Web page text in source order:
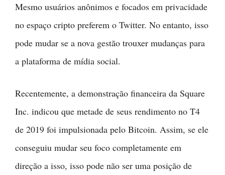
Mesmo usuários anônimos e focados em privacidade
no espaço cripto preferem o Twitter. No entanto, isso
pode mudar se a nova gestão trouxer mudanças para
a plataforma de mídia social.
Recentemente, a demonstração financeira da Square
Inc. indicou que metade de seus rendimento no T4
de 2019 foi impulsionada pelo Bitcoin. Assim, se ele
conseguiu mudar seu foco completamente em
direção a isso, isso pode não ser uma posição de